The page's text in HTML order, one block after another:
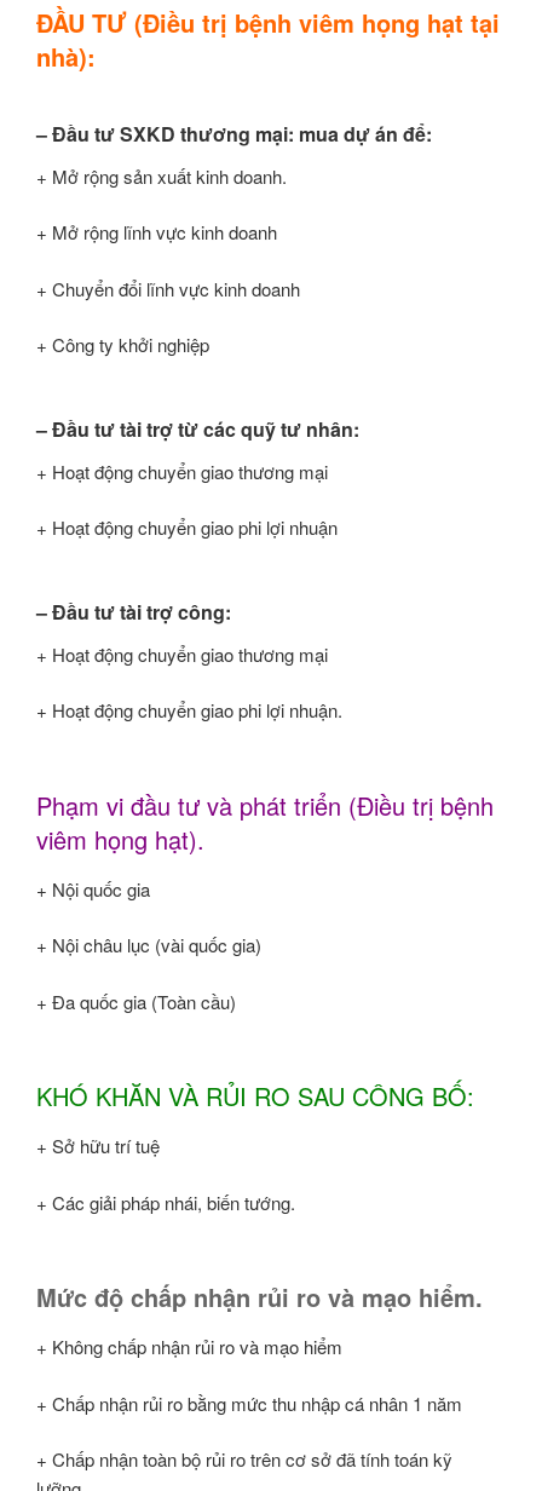
ĐẦU TƯ (Điều trị bệnh viêm họng hạt tại
nhà):
– Đầu tư SXKD thương mại: mua dự án để:
+ Mở rộng sản xuất kinh doanh.
+ Mở rộng lĩnh vực kinh doanh
+ Chuyển đổi lĩnh vực kinh doanh
+ Công ty khởi nghiệp
– Đầu tư tài trợ từ các quỹ tư nhân:
+ Hoạt động chuyển giao thương mại
+ Hoạt động chuyển giao phi lợi nhuận
– Đầu tư tài trợ công:
+ Hoạt động chuyển giao thương mại
+ Hoạt động chuyển giao phi lợi nhuận.
Phạm vi đầu tư và phát triển (Điều trị bệnh
viêm họng hạt).
+ Nội quốc gia
+ Nội châu lục (vài quốc gia)
+ Đa quốc gia (Toàn cầu)
KHÓ KHĂN VÀ RỦI RO SAU CÔNG BỐ:
+ Sở hữu trí tuệ
+ Các giải pháp nhái, biến tướng.
Mức độ chấp nhận rủi ro và mạo hiểm.
+ Không chấp nhận rủi ro và mạo hiểm
+ Chấp nhận rủi ro bằng mức thu nhập cá nhân 1 năm
+ Chấp nhận toàn bộ rủi ro trên cơ sở đã tính toán kỹ